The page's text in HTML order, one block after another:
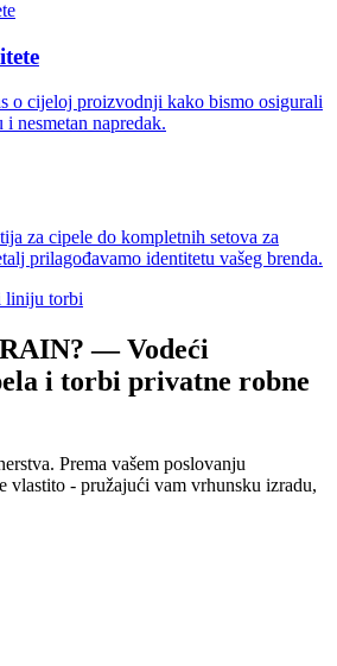
o cijeloj proizvodnji kako bismo osigurali
nesmetan napredak.
za cipele do kompletnih setova za
prilagođavamo identitetu vašeg brenda.
liniju torbi
— Vodeći
i torbi privatne robne
Prema vašem poslovanju
vlastito - pružajući vam vrhunsku izradu,